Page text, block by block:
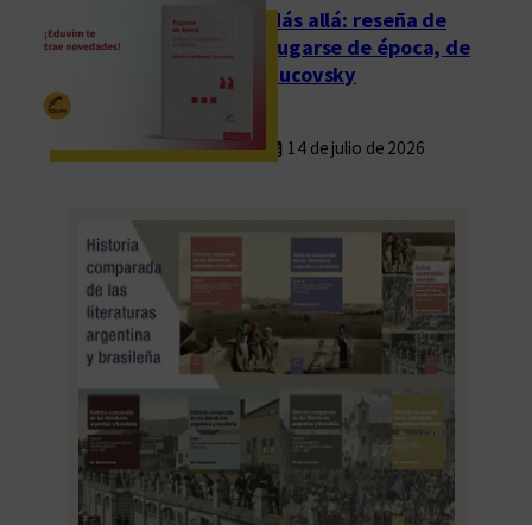
Más allá: reseña de
Fugarse de época, de
Rucovsky
14 de julio de 2026